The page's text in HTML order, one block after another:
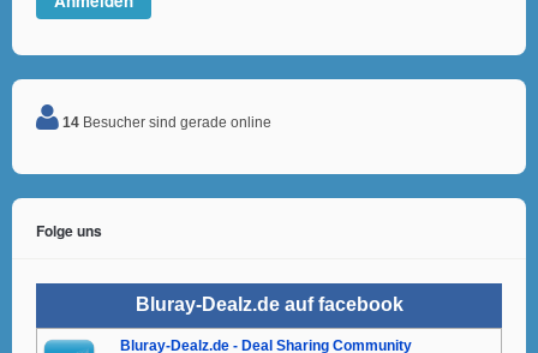
14 Besucher sind gerade online
Folge uns
Bluray-Dealz.de auf facebook
Bluray-Dealz.de - Deal Sharing Community